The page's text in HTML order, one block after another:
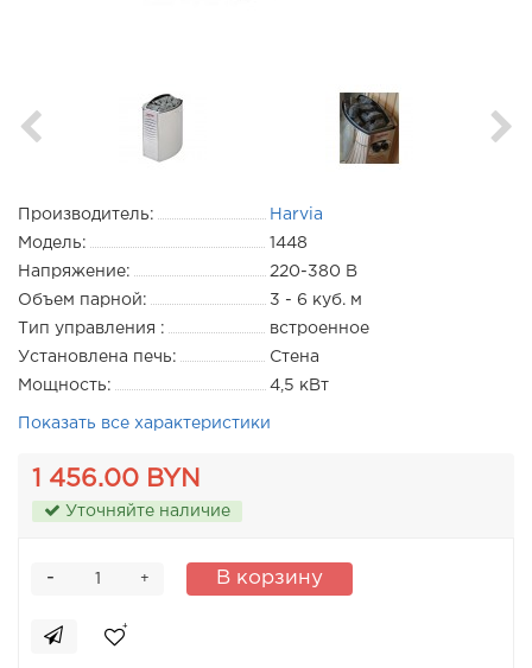
Производитель:
Harvia
Модель:
1448
Напряжение:
220-380 В
Объем парной:
3 - 6 куб. м
Тип управления :
встроенное
Установлена печь:
Стена
Мощность:
4,5 кВт
Показать все характеристики
1 456.00 BYN
Уточняйте наличие
+
- В корзину